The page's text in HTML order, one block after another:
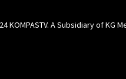
KOMPASTV. A Subsidiary ofKG